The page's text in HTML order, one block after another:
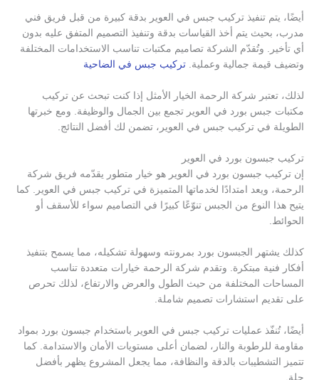
أيضًا، يتم تنفيذ تركيب جبس في العوير بدقة كبيرة من قبل فريق فني
مدرب، بحيث يتم أخذ القياسات بدقة وتنفيذ التصميم المتفق عليه بدون
أي تأخير. وتُقدّم الشركة تصاميم مكتبات تناسب الاستخدامات المختلفة
وتضيف قيمة جمالية وعملية.تركيب جبس في الضاحية
لذلك، تعتبر شركة الرحمة الخيار الأمثل إذا كنت تبحث عن تركيب
مكتبات جبس بورد في العوير تجمع بين الجمال والوظيفة. ومع خبرتها
الطويلة في تركيب جبس في العوير، تضمن لك أفضل النتائج.
تركيب جبسون بورد في العوير
إن تركيب جبسون بورد في العوير هو خيار متطور يقدّمه فريق شركة
الرحمة، ويعد امتدادًا لخدماتها المتميزة في تركيب جبس في العوير. كما
يتيح هذا النوع من الجبس تنوّعًا كبيرًا في التصاميم سواء للأسقف أو
الحوائط.
كذلك يشتهر الجبسون بورد بمرونته وسهولة تشكيله، مما يسمح بتنفيذ
أفكار فنية مبتكرة. وتقدم شركة الرحمة خيارات متعددة تناسب
المساحات المختلفة من حيث الطول والعرض والارتفاع، لذلك تحرص
على تقديم استشارات تصميم شاملة.
أيضًا، تُنفّذ عمليات تركيب جبس في العوير باستخدام جبسون بورد بمواد
مقاومة للرطوبة والنار، لضمان أعلى مستويات الأمان والاستدامة. كما
تتميز التشطيبات بالدقة والنظافة، مما يجعل المشروع يظهر بأفضل
حلة.